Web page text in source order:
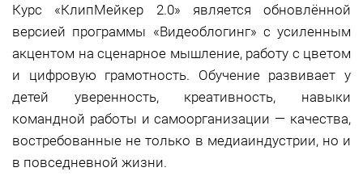
Курс «КлипМейкер 2.0» является обновлённой
версией программы «Видеоблогинг» с усиленным
акцентом на сценарное мышление, работу с цветом
и цифровую грамотность. Обучение развивает у
детей уверенность, креативность, навыки
командной работы и самоорганизации — качества,
востребованные не только в медиаиндустрии, но и
в повседневной жизни.